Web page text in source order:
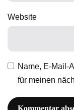
Website
Name, E-Mail-
für meinen